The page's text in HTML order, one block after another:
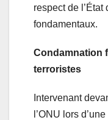
respect de
fondamentaux.
Condamnation
terroristes
Intervenant
l’ONU lors